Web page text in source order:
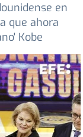
en
que ahora
Kobe